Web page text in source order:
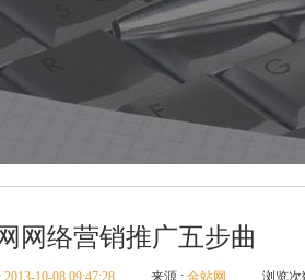
网络营销推广五步曲
2013-10-08 09:47:28 来源 : 金站网 浏览